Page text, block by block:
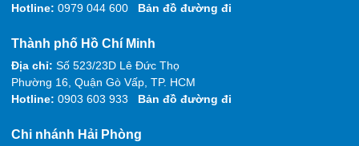
Hotline: 0979 044 600 Bản đồ đường đi
Thành phố Hồ Chí Minh
Địa chỉ: Số 523/23D Lê Đức Thọ
Phường 16, Quận Gò Vấp, TP. HCM
Hotline: 0903 603 933 Bản đồ đường đi
Chi nhánh Hải Phòng